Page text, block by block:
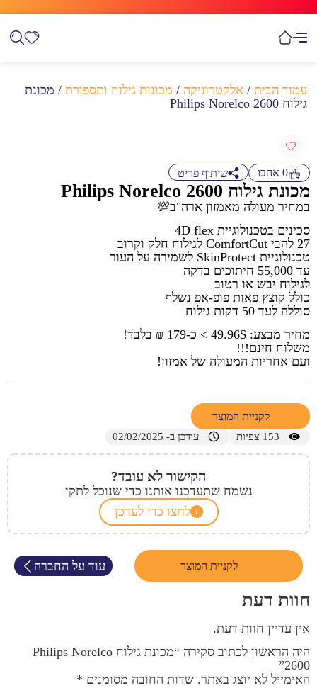
עמוד הבית / אלקטרוניקה / מכונות גילוח ותספורת / מכונת
גילוח Philips Norelco 2600
0 אהבו שיתוף פריט
מכונת גילוח Philips Norelco 2600
במחיר מעולה מאמזון ארה"ב💯
סכינים בטכנולוגיית 4D flex
27 להבי ComfortCut לגילוח חלק וקרוב
טכנולוגיית SkinProtect לשמירה על העור
עד 55,000 חיתוכים בדקה
לגילוח יבש או רטוב
כולל קוצץ פאות פופ-אפ נשלף
סוללה לעד 50 דקות גילוח
מחיר מבצע: 49.96$ > כ-179 ₪ בלבד!
משלוח חינם!!!
ועם אחריות המעולה של אמזון!
לקניית המוצר
153 צפיות עודכן ב- 02/02/2025
הקישור לא עובד?
נשמח שתעדכנו אותנו כדי שנוכל לתקן
לחצו כדי לעדכן
לקניית המוצר עוד על החברה
חוות דעת
אין עדיין חוות דעת.
היה הראשון לכתוב סקירה “מכונת גילוח Philips Norelco
2600”
האימייל לא יוצג באתר. שדות החובה מסומנים *